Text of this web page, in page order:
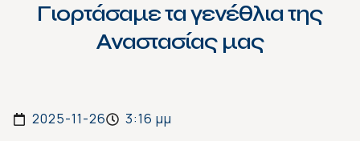
Γιορτάσαμε τα γενέθλια της
Αναστασίας μας
2025-11-26 3:16 μμ